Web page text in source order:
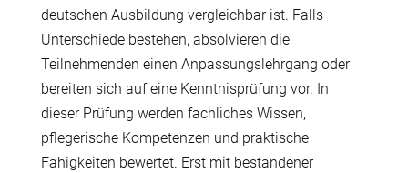
deutschen Ausbildung vergleichbar ist. Falls
Unterschiede bestehen, absolvieren die
Teilnehmenden einen Anpassungslehrgang oder
bereiten sich auf eine Kenntnisprüfung vor. In
dieser Prüfung werden fachliches Wissen,
pflegerische Kompetenzen und praktische
Fähigkeiten bewertet. Erst mit bestandener